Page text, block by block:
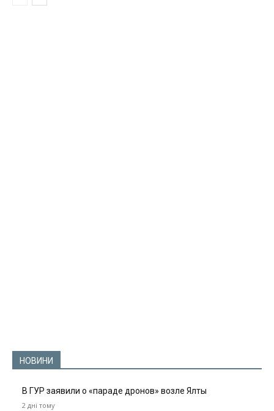
НОВИНИ
В ГУР заявили о «параде дронов» возле Ялты
2 дні тому